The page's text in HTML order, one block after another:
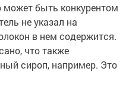
может быть конкурентом
не указал на
в нем содержится.
что также
сироп, например. Это